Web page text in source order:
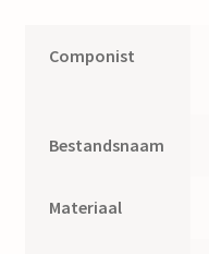
quantity
Componist
Bestandsnaam
Materiaal